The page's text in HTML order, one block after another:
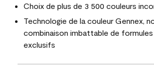
Choix de plus de 3 500 couleurs
Technologie de la couleur Gennex,
combinaison imbattable de
exclusifs